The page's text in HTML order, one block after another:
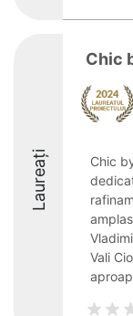
Laureați
Chic
Chic
Vali